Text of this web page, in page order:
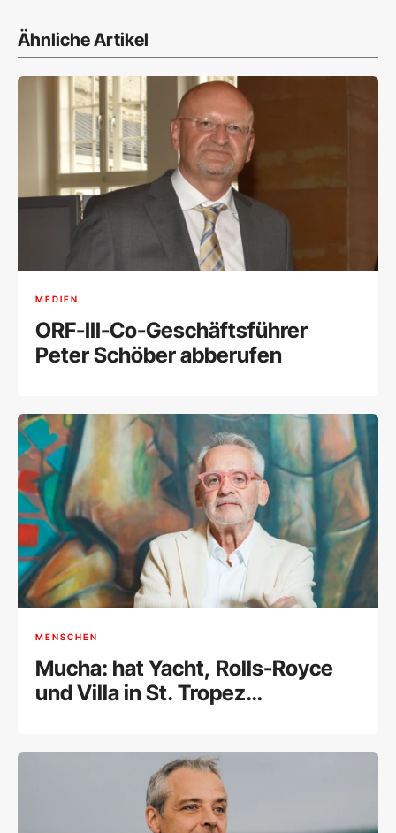
Ähnliche Artikel
MEDIEN
ORF-III-Co-Geschäftsführer
Peter Schöber abberufen
MENSCHEN
Mucha: hat Yacht, Rolls-Royce
und Villa in St. Tropez